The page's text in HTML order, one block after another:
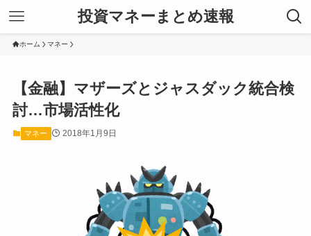
投資マネーまとめ速報
ホーム マネー
【金融】マザーズとジャスダック統合検
討…市場活性化
マネー 2018年1月9日